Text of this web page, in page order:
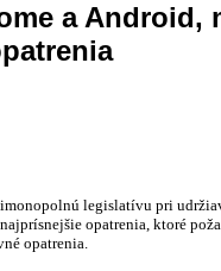
a Android,
legislatívu pri
opatrenia, ktoré
opatrenia.